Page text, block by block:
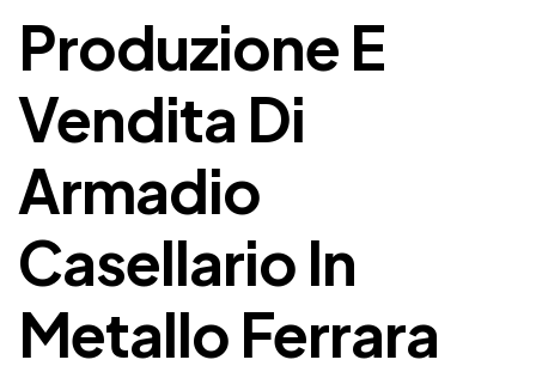
Produzione E
Vendita Di
Armadio
Casellario In
Metallo Ferrara